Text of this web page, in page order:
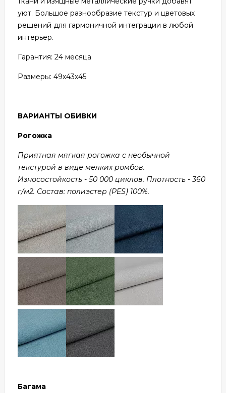
уют. Большое разнообразие текстур и цветовых
решений для гармоничной интеграции в любой
интерьер.
Гарантия: 24 месяца
Размеры: 49х43х45
ВАРИАНТЫ ОБИВКИ
Рогожка
Приятная мягкая рогожка с необычной
текстурой в виде мелких ромбов.
Износостойкость - 50 000 циклов. Плотность - 360
г/м2. Состав: полиэстер (PES) 100%.
Багама